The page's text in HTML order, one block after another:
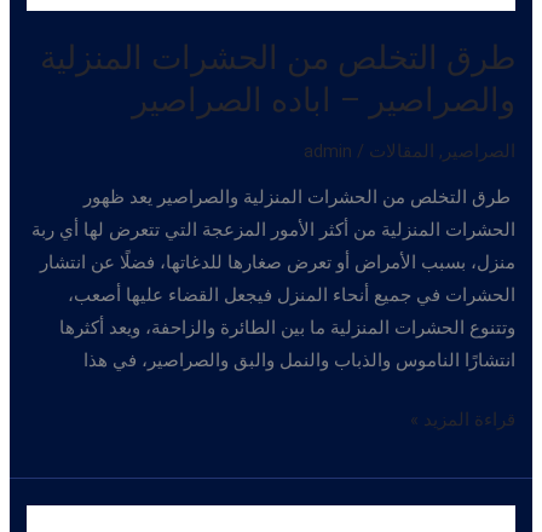
طرق التخلص من الحشرات المنزلية
والصراصير – اباده الصراصير
الصراصير , المقالات /
admin
طرق التخلص من الحشرات المنزلية والصراصير يعد ظهور
الحشرات المنزلية من أكثر الأمور المزعجة التي تتعرض لها أي ربة
منزل، بسبب الأمراض أو تعرض صغارها للدغاتها، فضلًا عن انتشار
الحشرات في جميع أنحاء المنزل فيجعل القضاء عليها أصعب،
وتتنوع الحشرات المنزلية ما بين الطائرة والزاحفة، ويعد أكثرها
انتشارًا الناموس والذباب والنمل والبق والصراصير، في هذا
طرق
من
قراءة المزيد »